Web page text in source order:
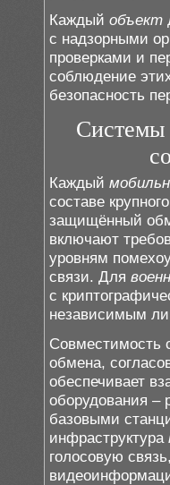
Каждый объект
с надзорными
проверками и
соблюдение
безопасность
Системы
Каждый
составе
защищённый
включают
уровням
связи. Для
с
независимым
Совместимость
обмена,
обеспечивает
оборудования –
базовыми
инфраструктура
голосовую